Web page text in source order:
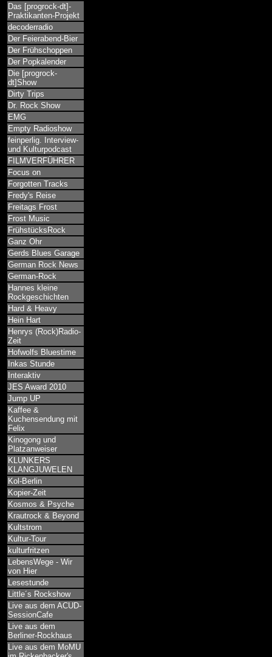
Das [progrock-dt]-
Praktikanten-Projekt
decoderradio
Der Feierabend-Bier
Der Frühschoppen
Der Popkalender
Die [progrock-
dt]Show
Dirty Trips
Dr. Rock Show
EMG
Empty Radioshow
feinperlig. Interview-
und Kulturpodcast
FILMVERFÜHRER
Focus on
Forgotten Tracks
Fredy's Reise
Freitags Frost
Frost Music
FrühstücksRock
Ganz Ohr
Gerds Blues Garage
German Rock News
German-Rock
Hannes kleine
Rockgeschichten
Hard & Heavy
Hein Hart
Henrys (Rock)Radio-
Zeit
Hofwolfs Bluestime
Inkas Stunde
Interaktiv
JES Award 2010
Jump UP
Kaffee &
Kuchensendung mit
Felix
Kinogong und
Platzanweiser
KLUNKERS
KLANGJUWELEN
Kol-Berlin
Kopier-Zeit
Kosmos & Psyche
Krautrock & Beyond
Kultstrom
Kultur-Tour
kulturfritzen
LebensWege - Wir
von Hier
Lesestunde
Little´s Rockshow
Live aus dem ACUD-
SessionCafe
Live aus dem
Berliner-Rockhaus
Live aus dem MoMU